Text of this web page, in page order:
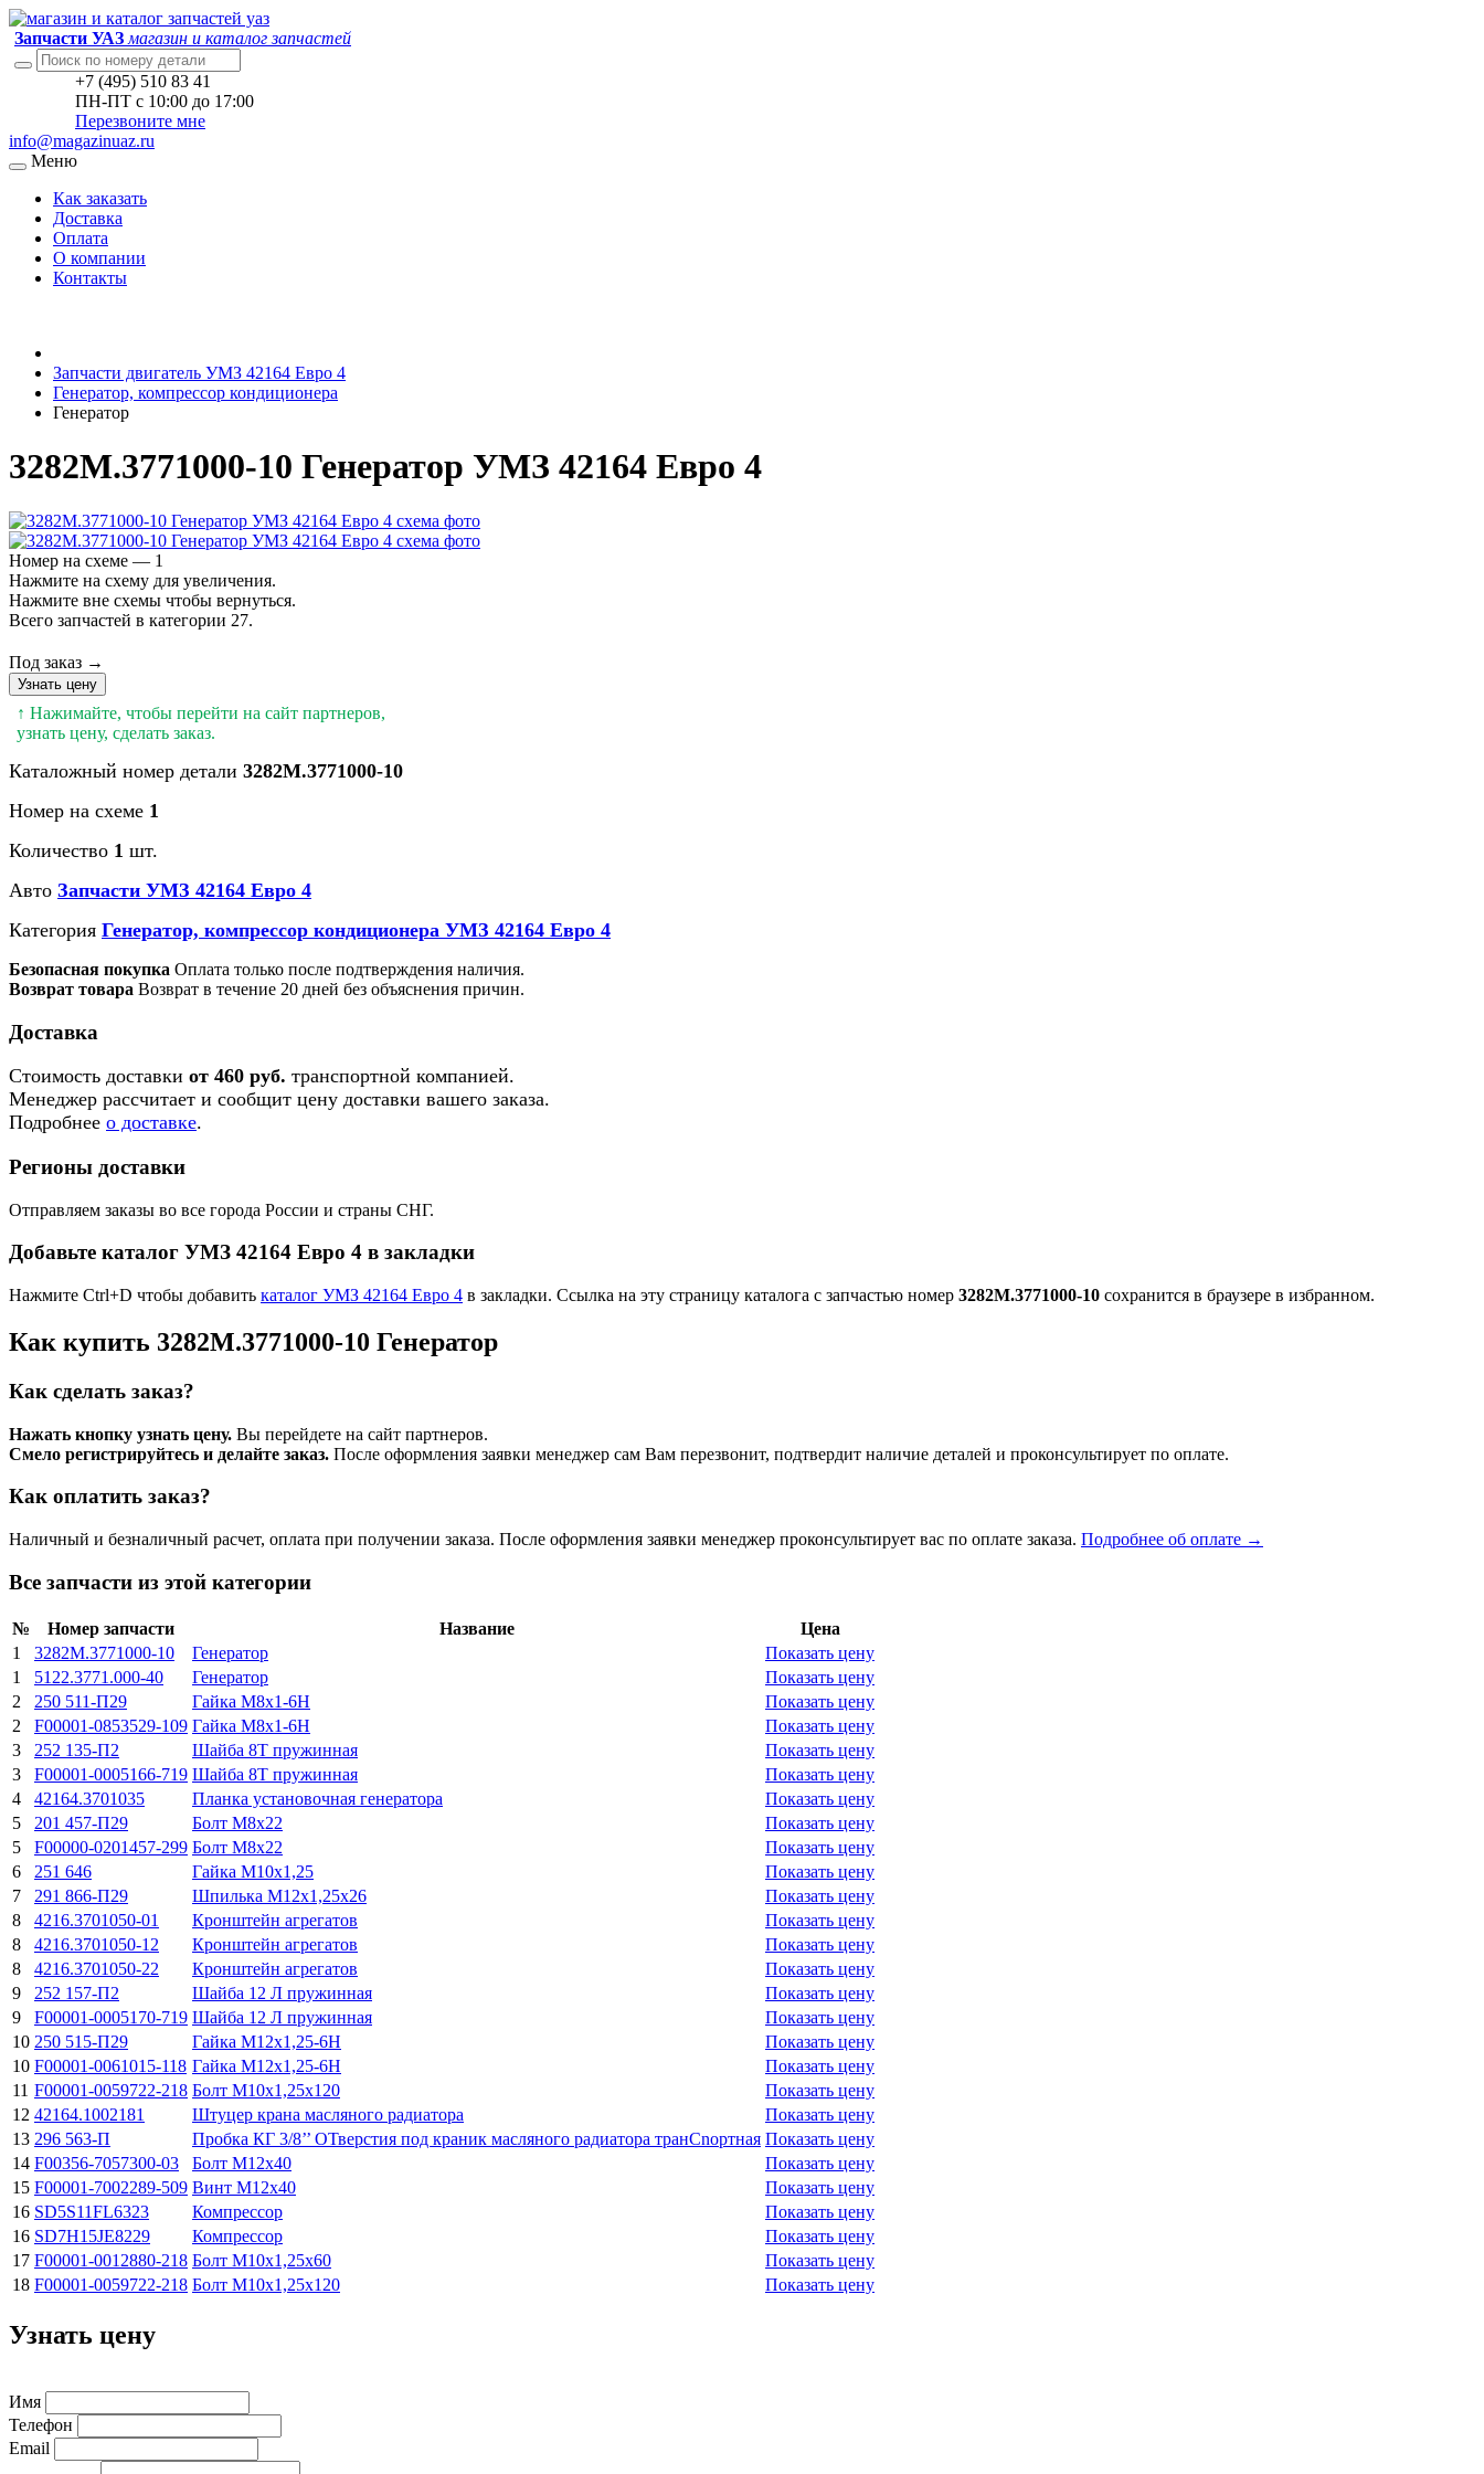
Запчасти УАЗ магазин и каталог запчастей
+7 (495) 510 83 41
ПН-ПТ с 10:00 до 17:00
Перезвоните мне
info@magazinuaz.ru
Меню
Как заказать
Доставка
Оплата
О компании
Контакты
Запчасти двигатель УМЗ 42164 Евро 4
Генератор, компрессор кондиционера
Генератор
3282М.3771000-10 Генератор УМЗ 42164 Евро 4
Номер на схеме — 1
Нажмите на схему для увеличения.
Нажмите вне схемы чтобы вернуться.
Всего запчастей в категории 27.
Под заказ →
Узнать цену
↑ Нажимайте, чтобы перейти на сайт партнеров,
узнать цену, сделать заказ.
Каталожный номер детали 3282М.3771000-10
Номер на схеме 1
Количество 1 шт.
Авто Запчасти УМЗ 42164 Евро 4
Категория Генератор, компрессор кондиционера УМЗ 42164 Евро 4
Безопасная покупка Оплата только после подтверждения наличия.
Возврат товара Возврат в течение 20 дней без объяснения причин.
Доставка
Стоимость доставки от 460 руб. транспортной компанией.
Менеджер рассчитает и сообщит цену доставки вашего заказа.
Подробнее о доставке.
Регионы доставки
Отправляем заказы во все города России и страны СНГ.
Добавьте каталог УМЗ 42164 Евро 4 в закладки
Нажмите Ctrl+D чтобы добавить каталог УМЗ 42164 Евро 4 в закладки. Ссылка на эту страницу каталога с запчастью номер 3282М.3771000-10 сохранится в браузере в избранном.
Как купить 3282М.3771000-10 Генератор
Как сделать заказ?
Нажать кнопку узнать цену. Вы перейдете на сайт партнеров.
Смело регистрируйтесь и делайте заказ. После оформления заявки менеджер сам Вам перезвонит, подтвердит наличие деталей и проконсультирует по оплате.
Как оплатить заказ?
Наличный и безналичный расчет, оплата при получении заказа. После оформления заявки менеджер проконсультирует вас по оплате заказа. Подробнее об оплате →
Все запчасти из этой категории
№ Номер запчасти Название
Цена
1
3282М.3771000-10 Генератор
Показать цену
1
5122.3771.000-40 Генератор
Показать цену
2
250 511-П29 Гайка М8х1-6H
Показать цену
2
F00001-0853529-109 Гайка М8х1-6H
Показать цену
3
252 135-П2 Шайба 8Т пружинная
Показать цену
3
F00001-0005166-719 Шайба 8Т пружинная
Показать цену
4
42164.3701035 Планка установочная генератора
Показать цену
5
201 457-П29 Болт М8х22
Показать цену
5
F00000-0201457-299 Болт М8х22
Показать цену
6
251 646 Гайка М10х1,25
Показать цену
7
291 866-П29 Шпилька М12х1,25х26
Показать цену
8
4216.3701050-01 Кронштейн агрегатов
Показать цену
8
4216.3701050-12 Кронштейн агрегатов
Показать цену
8
4216.3701050-22 Кронштейн агрегатов
Показать цену
9
252 157-П2 Шайба 12 Л пружинная
Показать цену
9
F00001-0005170-719 Шайба 12 Л пружинная
Показать цену
10 250 515-П29 Гайка М12х1,25-6H
Показать цену
10 F00001-0061015-118 Гайка М12х1,25-6H
Показать цену
11 F00001-0059722-218 Болт М10х1,25х120
Показать цену
12 42164.1002181 Штуцер крана масляного радиатора
Показать цену
13 296 563-П Пробка КГ 3/8’’ ОТверстия под краник масляного радиатора транCnортная Показать цену
14 F00356-7057300-03 Болт М12х40
Показать цену
15 F00001-7002289-509 Винт М12x40
Показать цену
16 SD5S11FL6323 Компрессор
Показать цену
16 SD7H15JE8229 Компрессор
Показать цену
17 F00001-0012880-218 Болт М10х1,25х60
Показать цену
18 F00001-0059722-218 Болт М10х1,25х120 Показать цену
Узнать цену
Имя
Телефон
Email